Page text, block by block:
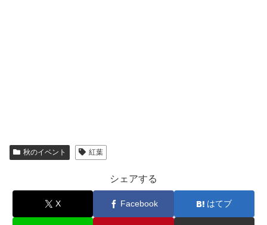
秋のイベント 紅葉
シェアする
X Facebook はてブ